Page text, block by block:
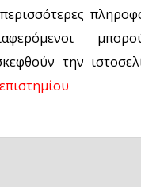
την